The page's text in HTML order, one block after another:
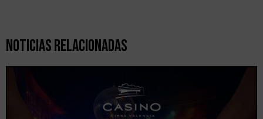
Noticias Relacionadas